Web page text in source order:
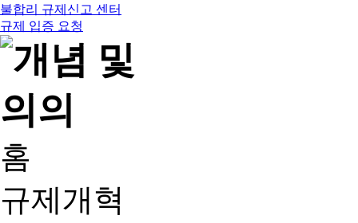
불합리 규제신고 센터
규제 입증 요청
홈
규제개혁